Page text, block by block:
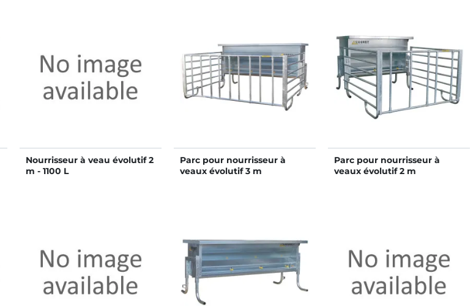
Nourrisseur à veau évolutif 2
m - 1100 L
Parc pour nourrisseur à
veaux évolutif 3 m
Parc pour nourrisseur à
veaux évolutif 2 m